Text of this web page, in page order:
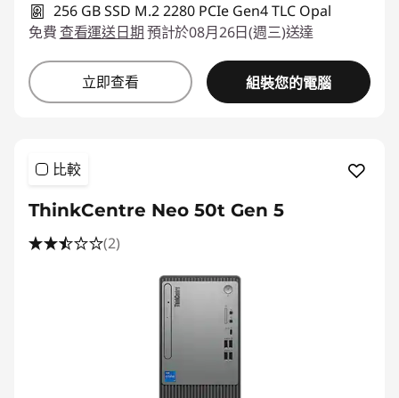
256 GB SSD M.2 2280 PCIe Gen4 TLC Opal
免費 查看運送日期預計於08月26日(週三)送達
立即查看 組裝您的電腦
比較
ThinkCentre Neo 50t Gen 5
(2)